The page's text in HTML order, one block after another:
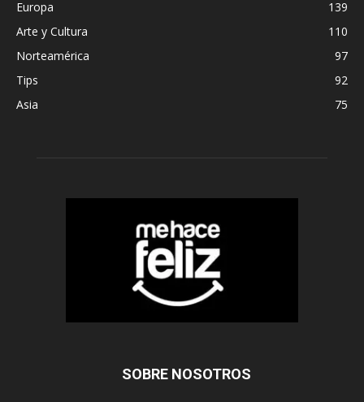
Europa
139
Arte y Cultura
110
Norteamérica
97
Tips
92
Asia
75
SOBRE NOSOTROS